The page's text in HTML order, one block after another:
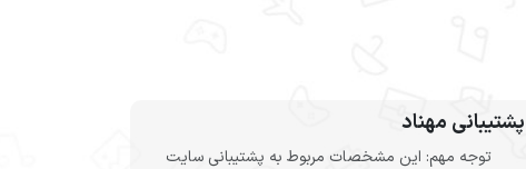
پشتیبانی مهناد
توجه مهم: این مشخصات مربوط به پشتیبانی سایت